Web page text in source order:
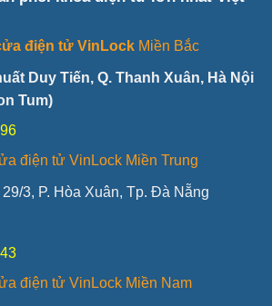
điện tử VinLockMiền Bắc
Duy Tiến, Q. Thanh Xuân, Hà Nội
Tum)
điện tử VinLock Miền Trung
3, P. Hòa Xuân, Tp. Đà Nẵng
điện tử VinLock Miền Nam